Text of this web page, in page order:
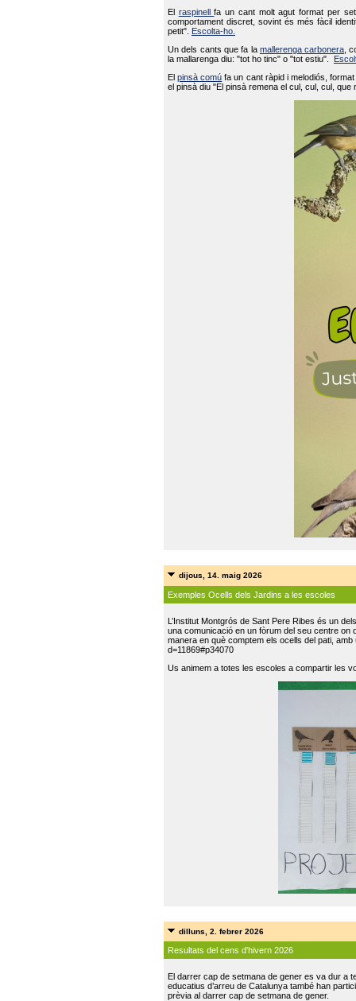
El raspinellfa un cant molt agut format per
comportament discret, sovint és més fàcil
petit".
Escolta-ho.
Un dels cants que fa la mallerenga carbonera ,
la mallarenga diu: "tot ho tinc" o "tot estiu".
Elpinsà comú fa un cant ràpid i melodiós,
el pinsà diu "El pinsà remena el cul, cul, cul,
dijous, 14. maig 2026
Exemples Ocells dels Jardins a les escoles
L’Institut Montgrós de Sant Pere Ribes és un
una comunicació en un fòrum del seu centre on
manera en què comptem els ocells del pati,
d=11869#p34070
Us animem a totes les escoles a compartir les
dilluns, 2. febrer 2026
Resultats del cens d'hivern 2026
El darrer cap de setmana de gener es va dur a
educatius d’arreu de Catalunya també han
prèvia al darrer cap de setmana de gener.